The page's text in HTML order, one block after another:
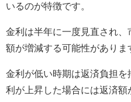
いるのが特徴です。
金利は半年に一度見直され
額が増減する可能性がありま
金利が低い時期は返済負担
利が上昇した場合には返済額